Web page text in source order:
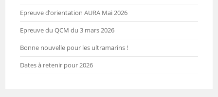
Epreuve d’orientation AURA Mai 2026
Epreuve du QCM du 3 mars 2026
Bonne nouvelle pour les ultramarins !
Dates à retenir pour 2026